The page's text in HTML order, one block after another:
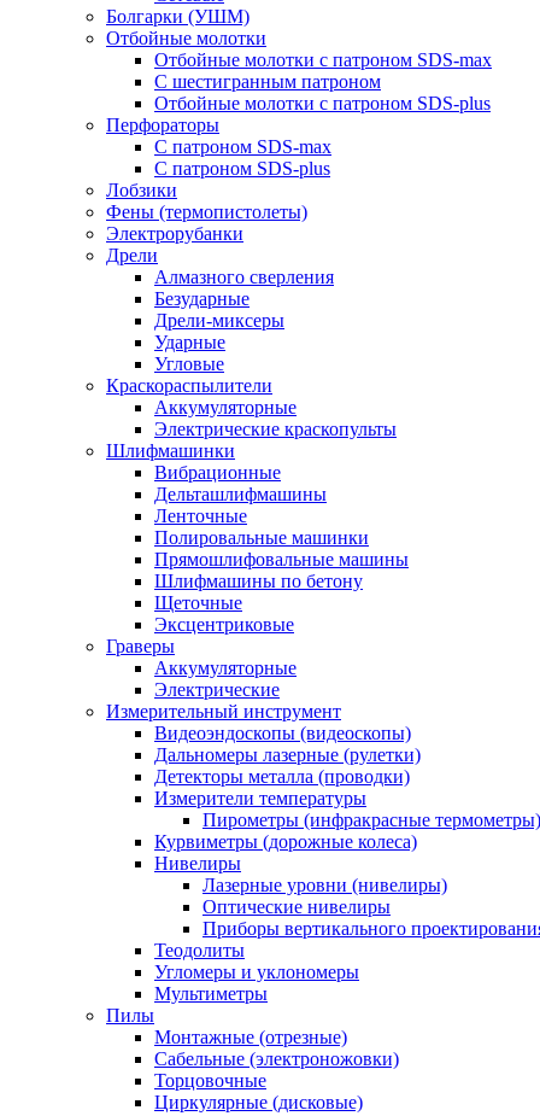
Болгарки (УШМ)
Отбойные молотки
Отбойные молотки с патроном SDS-max
С шестигранным патроном
Отбойные молотки с патроном SDS-plus
Перфораторы
С патроном SDS-max
С патроном SDS-plus
Лобзики
Фены (термопистолеты)
Электрорубанки
Дрели
Алмазного сверления
Безударные
Дрели-миксеры
Ударные
Угловые
Краскораспылители
Аккумуляторные
Электрические краскопульты
Шлифмашинки
Вибрационные
Дельташлифмашины
Ленточные
Полировальные машинки
Прямошлифовальные машины
Шлифмашины по бетону
Щеточные
Эксцентриковые
Граверы
Аккумуляторные
Электрические
Измерительный инструмент
Видеоэндоскопы (видеоскопы)
Дальномеры лазерные (рулетки)
Детекторы металла (проводки)
Измерители температуры
Пирометры (инфракрасные термометры)
Курвиметры (дорожные колеса)
Нивелиры
Лазерные уровни (нивелиры)
Оптические нивелиры
Приборы вертикального
Теодолиты
Угломеры и уклономеры
Мультиметры
Пилы
Монтажные (отрезные)
Сабельные (электроножовки)
Торцовочные
Циркулярные (дисковые)